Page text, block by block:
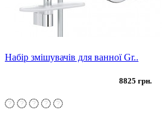
Набір змішувачів для ванної Gr..
8825 грн.